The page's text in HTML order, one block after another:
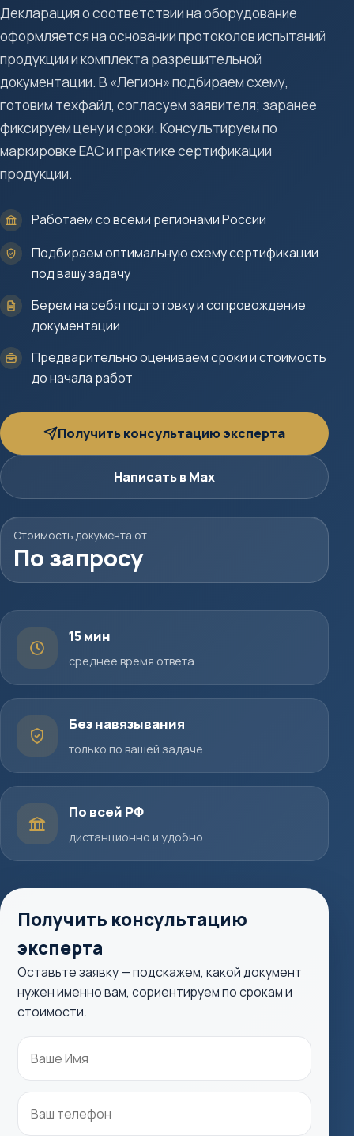
Декларация о соответствии на оборудование
оформляется на основании протоколов испытаний
продукции и комплекта разрешительной
документации. В «Легион» подбираем схему,
готовим техфайл, согласуем заявителя; заранее
фиксируем цену и сроки. Консультируем по
маркировке ЕАС и практике сертификации
продукции.
Работаем со всеми регионами России
Подбираем оптимальную схему сертификации
под вашу задачу
Берем на себя подготовку и сопровождение
документации
Предварительно оцениваем сроки и стоимость
до начала работ
Получить консультацию эксперта
Написать в Max
Стоимость документа от
По запросу
15 мин
среднее время ответа
Без навязывания
только по вашей задаче
По всей РФ
дистанционно и удобно
Получить консультацию
эксперта
Оставьте заявку — подскажем, какой документ
нужен именно вам, сориентируем по срокам и
стоимости.